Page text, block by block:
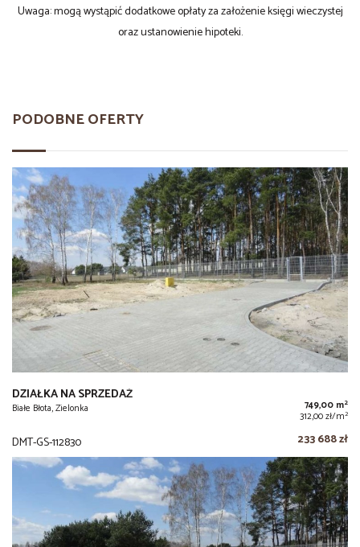
Uwaga: mogą wystąpić dodatkowe opłaty za założenie księgi wieczystej
oraz ustanowienie hipoteki.
PODOBNE OFERTY
DZIAŁKA NA SPRZEDAŻ
Białe Błota, Zielonka 749,00 m2
312,00 zł/m2
DMT-GS-112830 233 688 zł